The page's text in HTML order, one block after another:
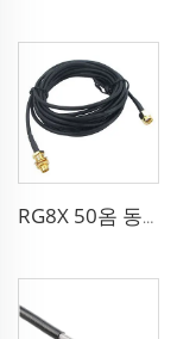
RG8X 50옴 동축 케이블 SMA 해양 안테나 시스템용 저손실